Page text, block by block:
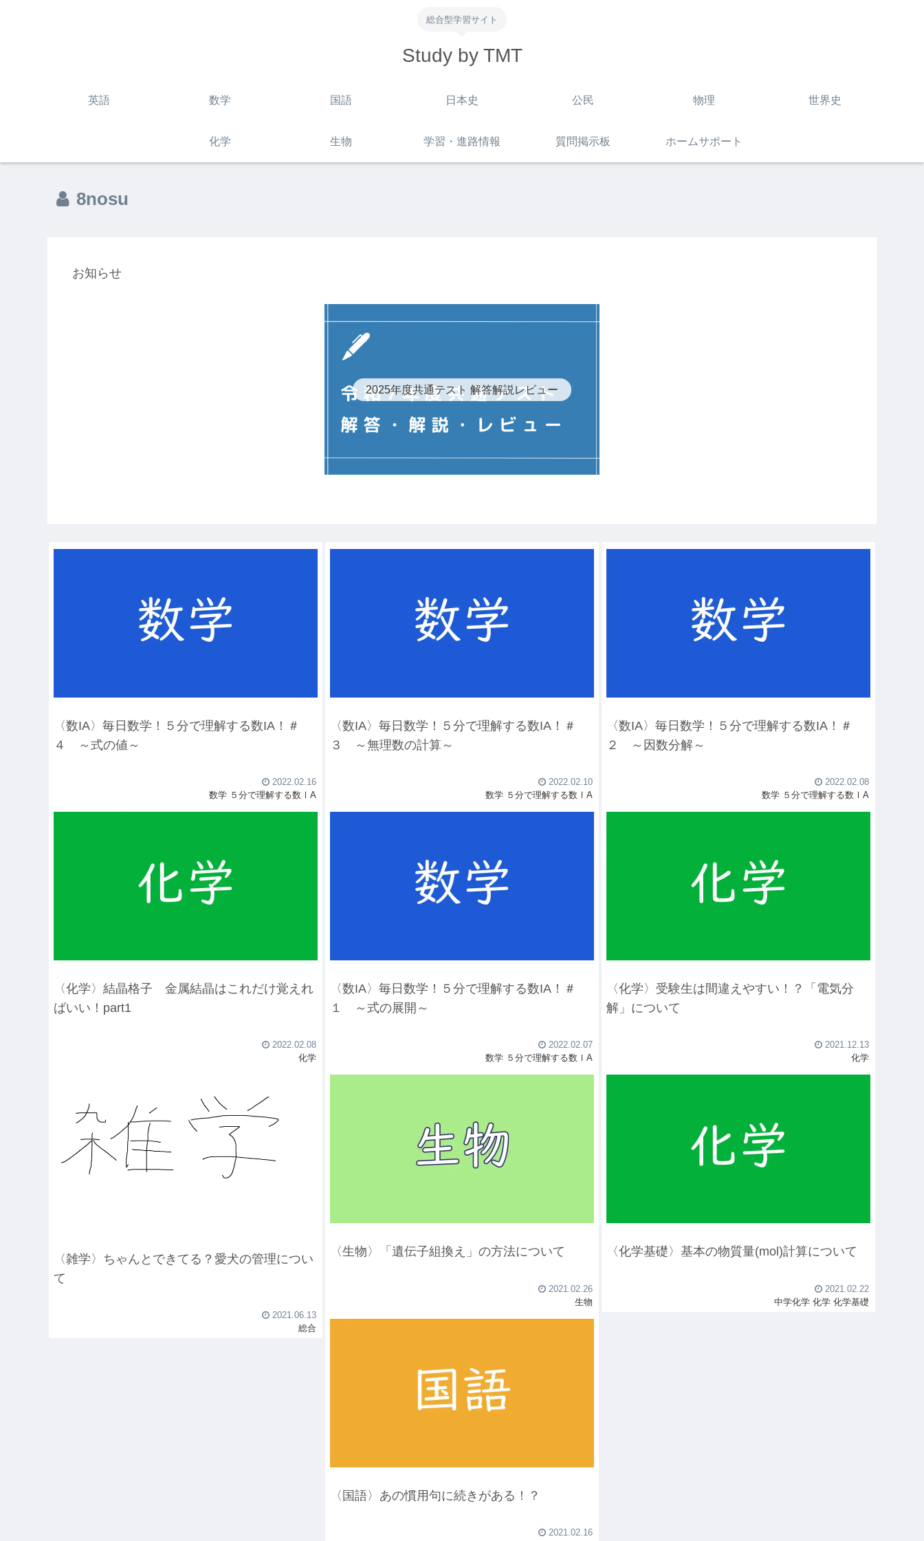
総合型学習サイト
Study by TMT
英語 数学 国語 日本史 公民 物理 世界史
化学 生物 学習・進路情報 質問掲示板 ホームサポート
8nosu
お知らせ
2025年度共通テスト 解答解説レビュー
〈数IA〉毎日数学！５分で理解する数IA！＃
４ ～式の値～
2022.02.16
数学 ５分で理解する数ⅠA
〈数IA〉毎日数学！５分で理解する数IA！＃
３ ～無理数の計算～
2022.02.10
数学 ５分で理解する数ⅠA
〈数IA〉毎日数学！５分で理解する数IA！＃
２ ～因数分解～
2022.02.08
数学 ５分で理解する数ⅠA
〈化学〉結晶格子 金属結晶はこれだけ覚えれ
ばいい！part1
2022.02.08
化学
〈数IA〉毎日数学！５分で理解する数IA！＃
１ ～式の展開～
2022.02.07
数学 ５分で理解する数ⅠA
〈化学〉受験生は間違えやすい！？「電気分
解」について
2021.12.13
化学
〈雑学〉ちゃんとできてる？愛犬の管理につい
て
2021.06.13
総合
〈生物〉「遺伝子組換え」の方法について
2021.02.26
生物
〈化学基礎〉基本の物質量(mol)計算について
2021.02.22
中学化学 化学 化学基礎
〈国語〉あの慣用句に続きがある！？
2021.02.16